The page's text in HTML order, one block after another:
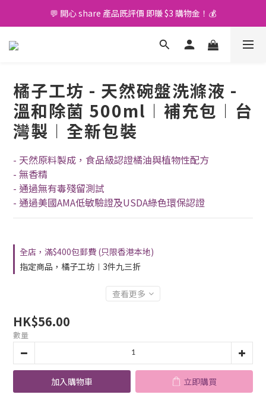
🚛 購物滿 $400 免運費🤩
💬 開心 share 產品既評價 即賺 $3 購物金！💰
🚛 購物滿 $400 免運費🤩
橘子工坊 - 天然碗盤洗滌液 -
溫和除菌 500ml︱補充包︱台
灣製︱全新包裝
- 天然原料製成，食品級認證橘油與植物性配方
- 無香精
- 通過無有毒殘留測試
- 通過美國AMA低敏驗證及USDA綠色環保認證
全店，滿$400包郵費 (只限香港本地)
指定商品，橘子工坊︱3件九三折
查看更多
HK$56.00
數量
加入購物車 立即購買